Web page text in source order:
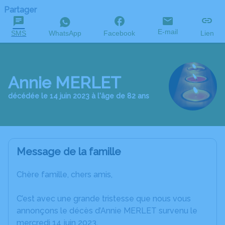
Partager
SMS WhatsApp Facebook E-mail Lien
Annie MERLET
décédée le 14 juin 2023 à l'âge de 82 ans
Message de la famille
Chère famille, chers amis,
C’est avec une grande tristesse que nous vous
annonçons le décès d’Annie MERLET survenu le
mercredi 14 juin 2023.